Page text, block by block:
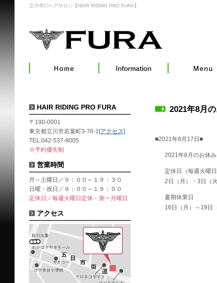
立川市のヘアサロン【HAIR RIDING PRO FURA】
2021年8月
■2021年8月17日■
2021年8月のお休
定休日（毎週火曜
2日（月）・3日（
夏期休業日
16日（月）～19日
HAIR RIDING PRO FURA
〒190-0001
東京都立川市若葉町3-76-1 [アクセス]
TEL.042-537-8005
※予約優先制
営業時間
月～土曜日／９：００～１９：３０
日曜・祝日／９：００～１９：００
定休日／毎週火曜日定休・第一月曜日
アクセス